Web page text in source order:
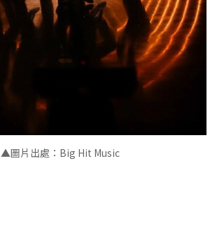
▲圖片出處：Big Hit Music